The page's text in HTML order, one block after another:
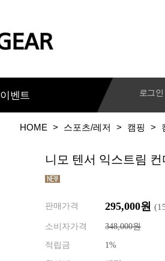
이벤트 로그인
기어팩
HOME > 스포츠/레저 > 캠핑 >
니모 텐서 익스트림
판매가격 295,000원 (
소비자가격 348,000원
적립금 1%